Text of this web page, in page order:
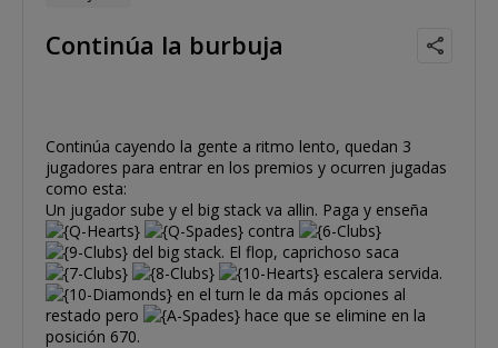
Continúa la burbuja
Continúa cayendo la gente a ritmo lento, quedan 3
jugadores para entrar en los premios y ocurren jugadas
como esta:
Un jugador sube y el big stack va allin. Paga y enseña
contra
del big stack. El flop, caprichoso saca
escalera servida.
en el turn le da más opciones al
restado pero
hace que se elimine en la
posición 670.